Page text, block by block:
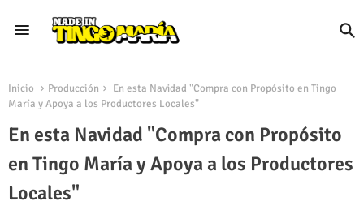
Inicio Producción
En esta Navidad "Compra con Propósito en Tingo
María y Apoya a los Productores Locales"
En esta Navidad "Compra con Propósito
en Tingo María y Apoya a los Productores
Locales"